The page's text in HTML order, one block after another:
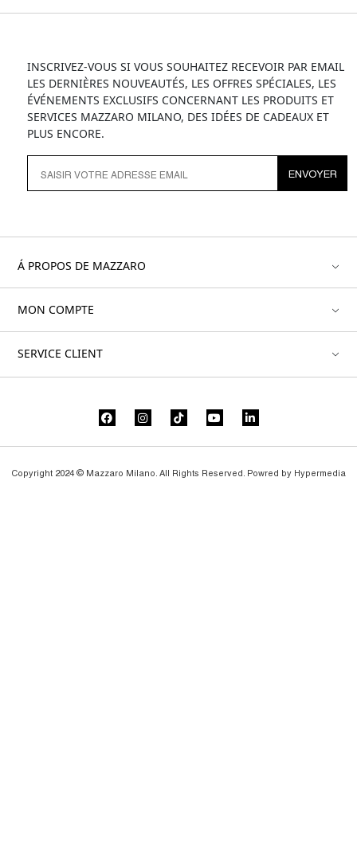
INSCRIVEZ-VOUS SI VOUS SOUHAITEZ RECEVOIR PAR EMAIL
LES DERNIÈRES NOUVEAUTÉS, LES OFFRES SPÉCIALES, LES
ÉVÉNEMENTS EXCLUSIFS CONCERNANT LES PRODUITS ET
SERVICES MAZZARO MILANO, DES IDÉES DE CADEAUX ET
PLUS ENCORE.
ENVOYER
Á PROPOS DE MAZZARO
MON COMPTE
SERVICE CLIENT
Copyright 2024 © Mazzaro Milano. All Rights Reserved. Powred by Hypermedia